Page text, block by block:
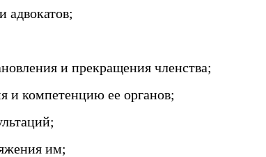
адвокатов;
и прекращения членства;
и компетенцию ее органов;
им;